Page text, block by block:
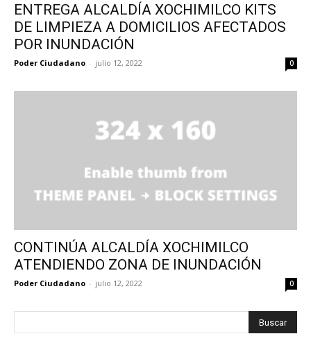
ENTREGA ALCALDÍA XOCHIMILCO KITS
DE LIMPIEZA A DOMICILIOS AFECTADOS
POR INUNDACIÓN
Poder Ciudadano - julio 12, 2022 0
CONTINÚA ALCALDÍA XOCHIMILCO
ATENDIENDO ZONA DE INUNDACIÓN
Poder Ciudadano - julio 12, 2022 0